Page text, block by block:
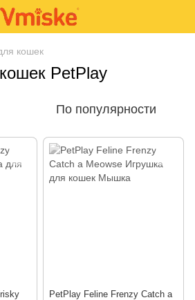
кошек
PetPlay
По популярности
PetPlay Feline Frenzy Catch a